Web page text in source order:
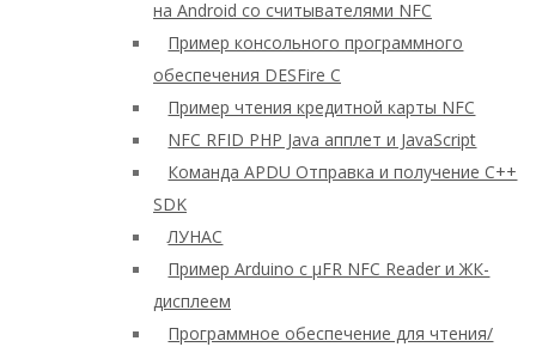
на Android со считывателями NFC
Пример консольного программного
обеспечения DESFire C
Пример чтения кредитной карты NFC
NFC RFID PHP Java апплет и JavaScript
Команда APDU Отправка и получение C++
SDK
ЛУНАС
Пример Arduino с μFR NFC Reader и ЖК-
дисплеем
Программное обеспечение для чтения/